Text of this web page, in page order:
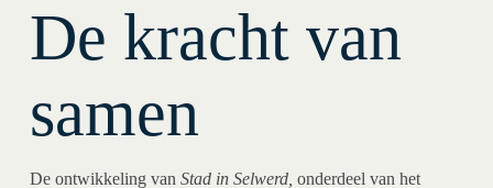
De kracht van
samen
De ontwikkeling van Stad in Selwerd, onderdeel van het